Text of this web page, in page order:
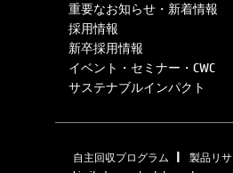
重要なお知らせ・新着情報
採用情報
新卒採用情報
イベント・セミナー・CWC
サステナブルインパクト
自主回収プログラム | 製品リ